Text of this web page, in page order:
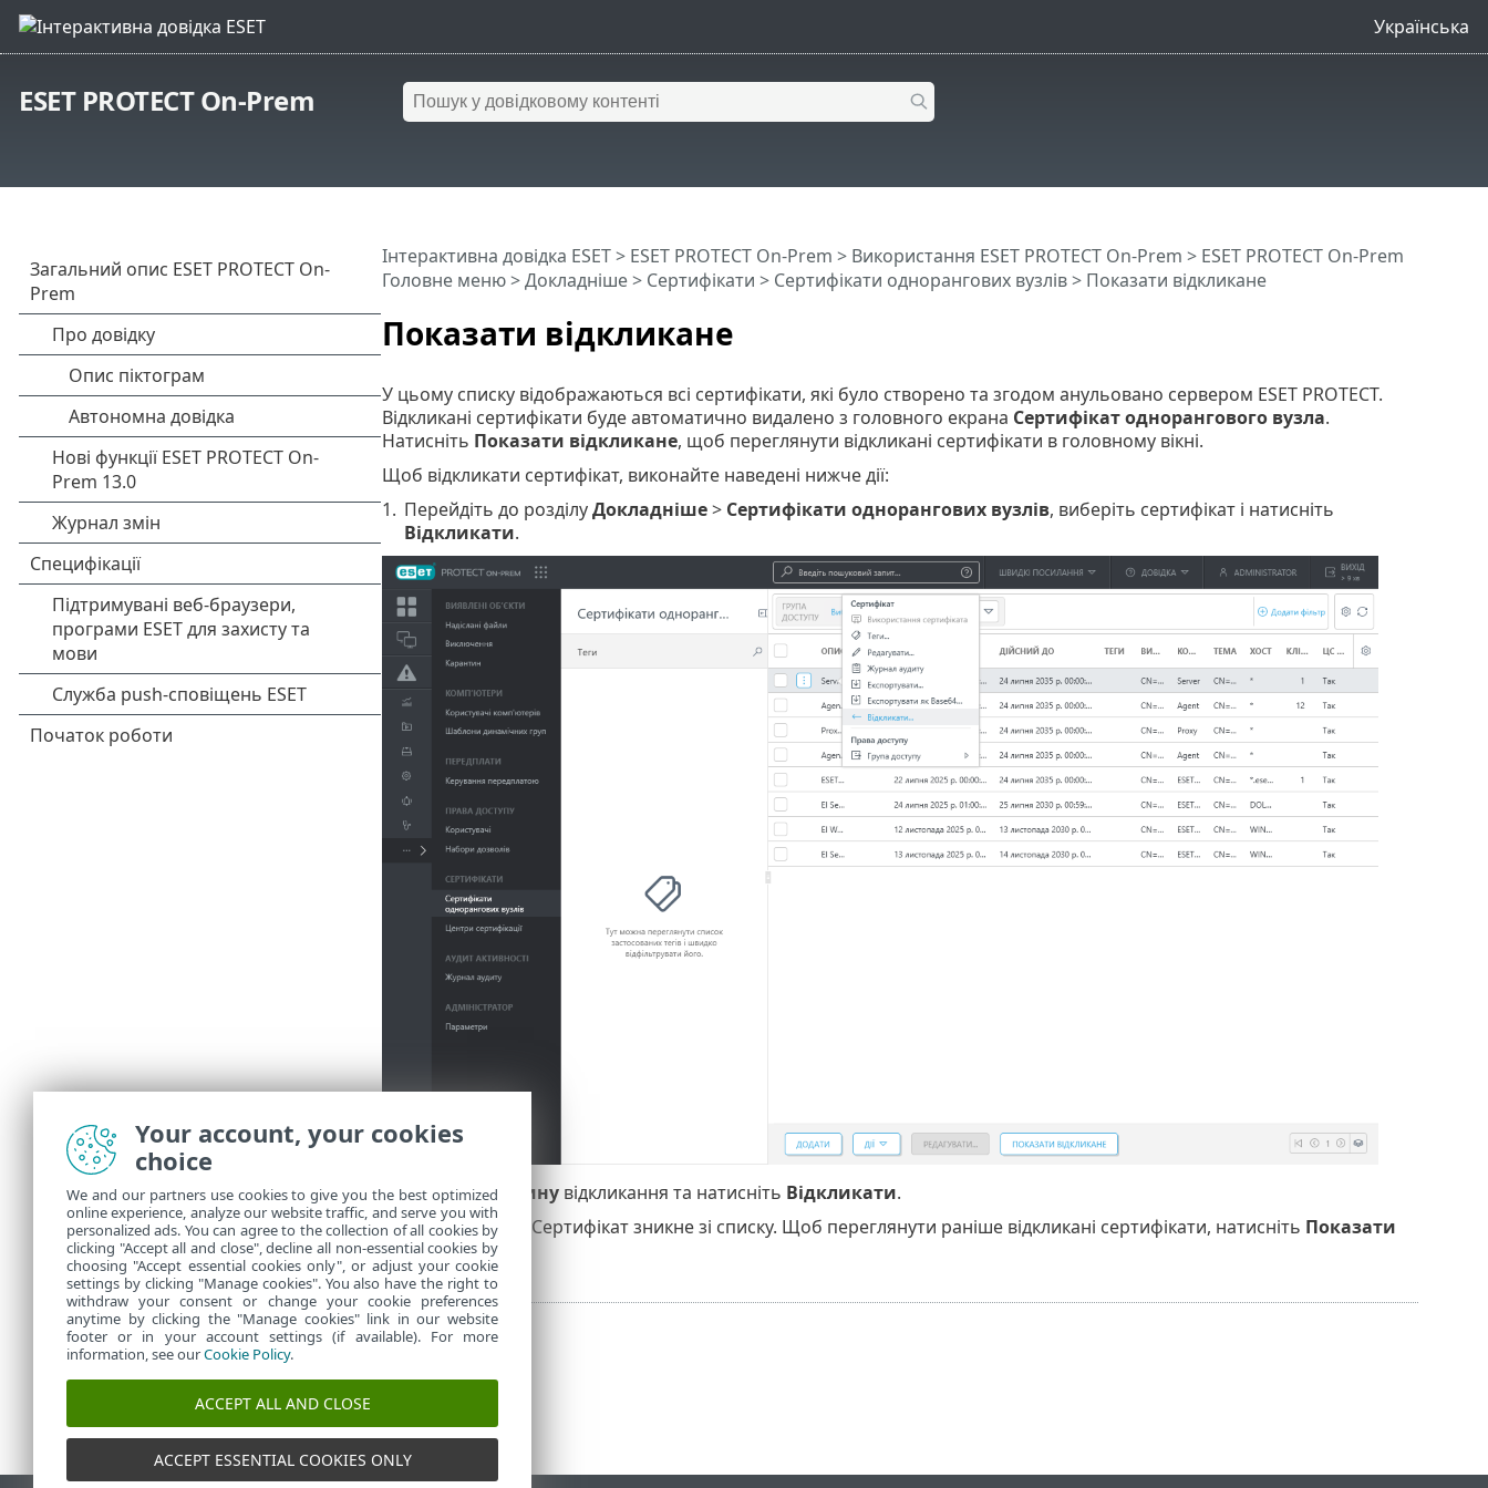
Українська
ESET PROTECT On-Prem
Показати відкликане
Інтерактивна довідка ESET> ESET PROTECT On-Prem > Використання ESET PROTECT On-Prem > ESET PROTECT On-Prem
Головне меню> Докладніше > Сертифікати > Сертифікати однорангових вузлів> Показати відкликане
У цьому списку відображаються всі сертифікати, які було створено та згодом анульовано сервером ESET PROTECT.
Відкликані сертифікати буде автоматично видалено з головного екрана Сертифікат однорангового вузла.
Натисніть Показати відкликане, щоб переглянути відкликані сертифікати в головному вікні.
Щоб відкликати сертифікат, виконайте наведені нижче дії:
1. Перейдіть до розділуДокладніше> Сертифікати однорангових вузлів, виберіть сертифікат і натисніть
Відкликати.
2. Укажітьпричинувідкликання та натисніть Відкликати.
3. НатиснітьOK . Сертифікат зникне зі списку. Щоб переглянути раніше відкликані сертифікати, натисніть Показати
відкликане
Your account, your cookies
choice
We and our partners use cookies to give you the best optimized
online experience, analyze our website traffic, and serve you with
personalized ads. You can agree to the collection of all cookies by
clicking "Accept all and close", decline all non-essential cookies by
choosing "Accept essential cookies only", or adjust your cookie
settings by clicking "Manage cookies". You also have the right to
withdraw your consent or change your cookie preferences
anytime by clicking the "Manage cookies" link in our website
footer or in your account settings (if available). For more
information, see ourCookie Policy.
ACCEPT ALL AND CLOSE
ACCEPT ESSENTIAL COOKIES ONLY